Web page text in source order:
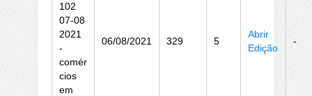
102
07-08
2021
-
comér
cios
em
06/08/2021 329 5
Abrir
Edição
-